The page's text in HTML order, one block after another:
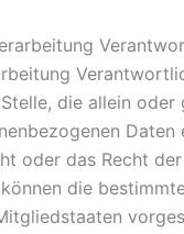
die allein
oder das Recht
die